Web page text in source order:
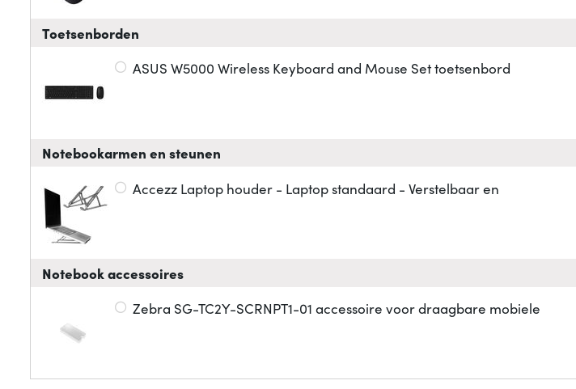
Toetsenborden
ASUS W5000 Wireless Keyboard and Mouse Set toetsenbord
Notebookarmen en steunen
Accezz Laptop houder - Laptop standaard - Verstelbaar en
Notebook accessoires
Zebra SG-TC2Y-SCRNPT1-01 accessoire voor draagbare mobiele